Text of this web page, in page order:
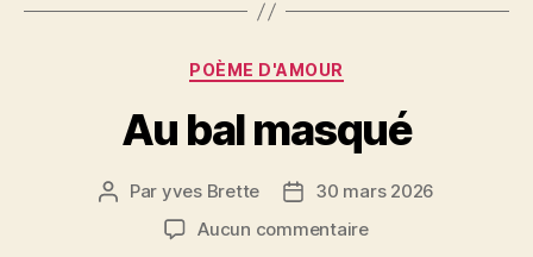
Catégories
POÈME D'AMOUR
Au bal masqué
Auteur
Par yves Brette
Date30 mars 2026
Aucun commentairesur